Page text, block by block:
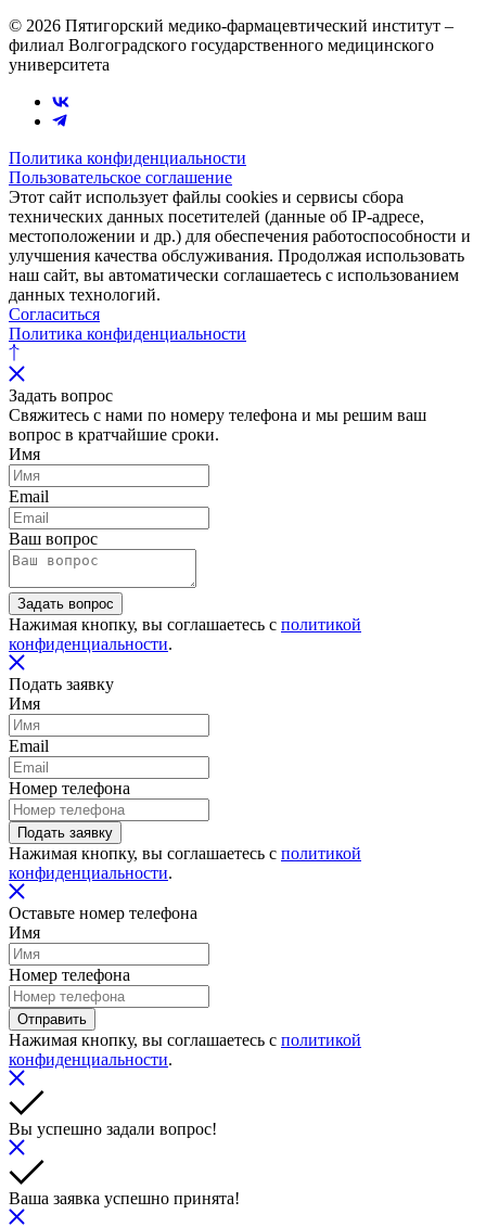
© 2026 Пятигорский медико-фармацевтический институт –
филиал Волгоградского государственного медицинского
университета
Политика конфиденциальности
Пользовательское соглашение
Этот сайт использует файлы cookies и сервисы сбора
технических данных посетителей (данные об IP-адресе,
местоположении и др.) для обеспечения работоспособности и
улучшения качества обслуживания. Продолжая использовать
наш сайт, вы автоматически соглашаетесь с использованием
данных технологий.
Согласиться
Политика конфиденциальности
Задать вопрос
Свяжитесь с нами по номеру телефона и мы решим ваш
вопрос в кратчайшие сроки.
Имя
Email
Ваш вопрос
Задать вопрос
Нажимая кнопку, вы соглашаетесь с политикой
конфиденциальности.
Подать заявку
Имя
Email
Номер телефона
Подать заявку
Нажимая кнопку, вы соглашаетесь с политикой
конфиденциальности.
Оставьте номер телефона
Имя
Номер телефона
Отправить
Нажимая кнопку, вы соглашаетесь с политикой
конфиденциальности.
Вы успешно задали вопрос!
Ваша заявка успешно принята!